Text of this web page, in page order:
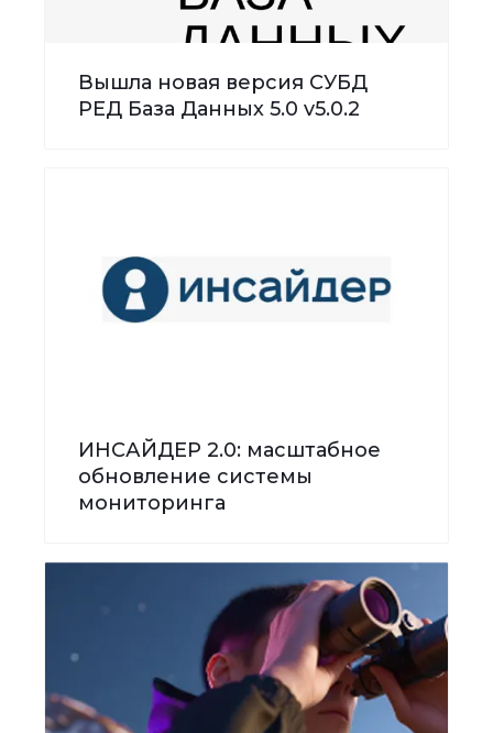
Вышла новая версия СУБД
РЕД База Данных 5.0 v5.0.2
ИНСАЙДЕР 2.0: масштабное
обновление системы
мониторинга